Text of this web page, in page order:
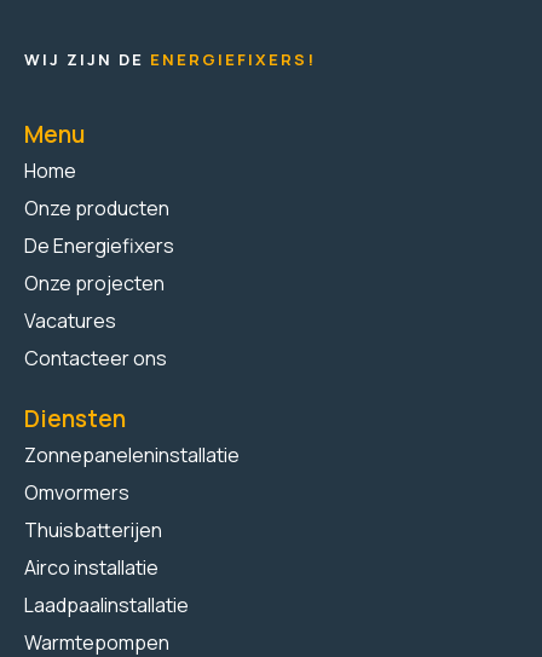
WIJ ZIJN DE ENERGIEFIXERS!
Menu
Home
Onze producten
De Energiefixers
Onze projecten
Vacatures
Contacteer ons
Diensten
Zonnepaneleninstallatie
Omvormers
Thuisbatterijen
Airco installatie
Laadpaalinstallatie
Warmtepompen